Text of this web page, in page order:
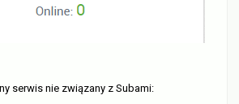
serwis nie związany z Subami: